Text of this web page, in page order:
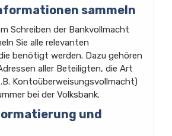
sammeln
Schreiben der Bankvollmacht
Sie alle relevanten
benötigt werden. Dazu gehören
aller Beteiligten, die Art
Kontoüberweisungsvollmacht)
bei der Volksbank.
und